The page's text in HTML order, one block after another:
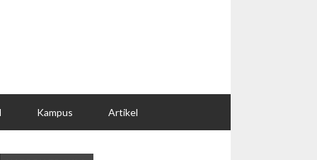
Kampus Artikel